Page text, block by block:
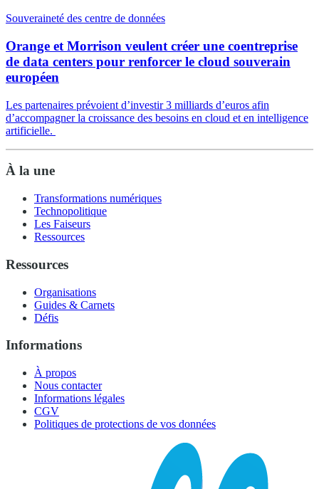
Souveraineté des centre de données
Orange et Morrison veulent créer une coentreprise
de data centers pour renforcer le cloud souverain
européen
Les partenaires prévoient d’investir 3 milliards d’euros afin
d’accompagner la croissance des besoins en cloud et en intelligence
artificielle.
À la une
Transformations numériques
Technopolitique
Les Faiseurs
Ressources
Ressources
Organisations
Guides & Carnets
Défis
Informations
À propos
Nous contacter
Informations légales
CGV
Politiques de protections de vos données